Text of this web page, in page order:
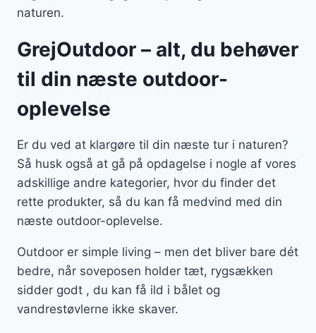
naturen.
GrejOutdoor – alt, du behøver
til din næste outdoor-
oplevelse
Er du ved at klargøre til din næste tur i naturen?
Så husk også at gå på opdagelse i nogle af vores
adskillige andre kategorier, hvor du finder det
rette produkter, så du kan få medvind med din
næste outdoor-oplevelse.
Outdoor er simple living – men det bliver bare dét
bedre, når soveposen holder tæt, rygsækken
sidder godt , du kan få ild i bålet og
vandrestøvlerne ikke skaver.